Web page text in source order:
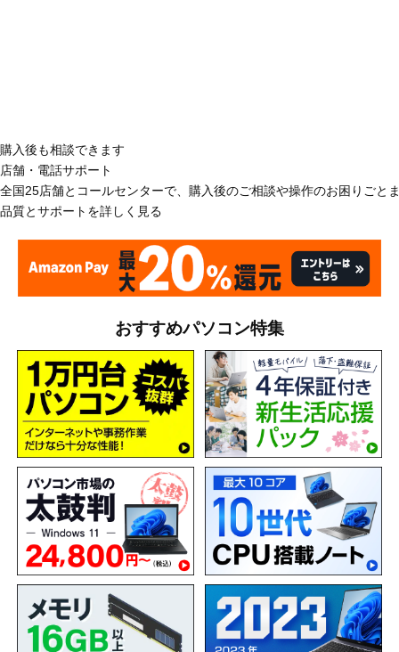
購入後も相談できます
店舗・電話サポート
全国25店舗とコールセンターで、購入後のご相談や操作のお困りごと
品質とサポートを詳しく見る
おすすめパソコン特集